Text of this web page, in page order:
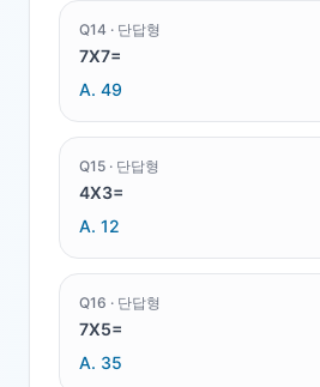
Q14 · 단답형
7X7=
A. 49
Q15 · 단답형
4X3=
A. 12
Q16 · 단답형
7X5=
A. 35